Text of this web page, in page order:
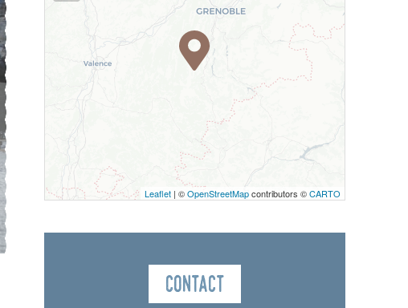
Leaflet | ©OpenStreetMapcontributors ©CARTO
Contact